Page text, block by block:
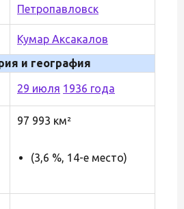
Петропавловск
Кумар Аксакалов
и география
29 июля 1936 года
97 993 км²
(3,6 %, 14-е место)